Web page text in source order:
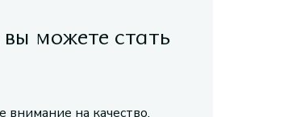
можете стать
внимание на качество,